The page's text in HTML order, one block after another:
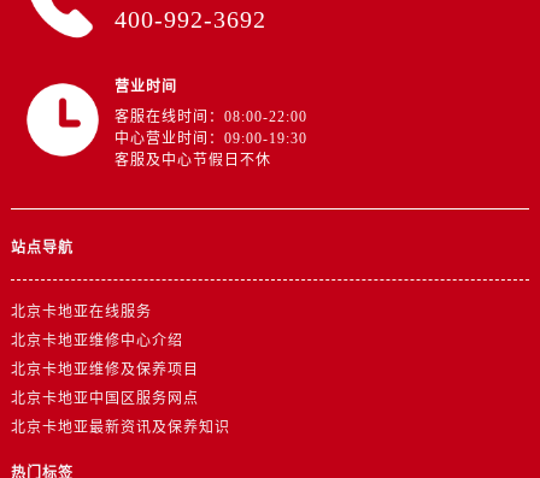
400-992-3692
营业时间
客服在线时间：08:00-22:00
中心营业时间：09:00-19:30
客服及中心节假日不休
站点导航
北京卡地亚在线服务
北京卡地亚维修中心介绍
北京卡地亚维修及保养项目
北京卡地亚中国区服务网点
北京卡地亚最新资讯及保养知识
热门标签